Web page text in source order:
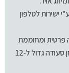
ישירות לטלפון
פרטית ומחוממת
וג'קוזי ספא זרמים פרטי, בנוסף במרפסת גם שולחן סעודה גדול ל-12